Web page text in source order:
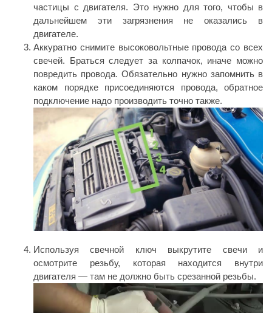
частицы с двигателя. Это нужно для того, чтобы в
дальнейшем эти загрязнения не оказались в
двигателе.
Аккуратно снимите высоковольтные провода со всех
свечей. Браться следует за колпачок, иначе можно
повредить провода. Обязательно нужно запомнить в
каком порядке присоединяются провода, обратное
подключение надо производить точно также.
Используя свечной ключ выкрутите свечи и
осмотрите резьбу, которая находится внутри
двигателя — там не должно быть срезанной резьбы.
Видеоплеер